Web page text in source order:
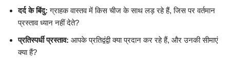
दर्द के बिंदु: ग्राहक वास्तव में किस चीज के साथ लड़ रहे हैं, जिस पर वर्तमान
प्रस्ताव ध्यान नहीं देते?
प्रतिस्पर्धी प्रस्ताव: आपके प्रतिद्वंद्वी क्या प्रदान कर रहे हैं, और उनकी सीमाएं
क्या हैं?